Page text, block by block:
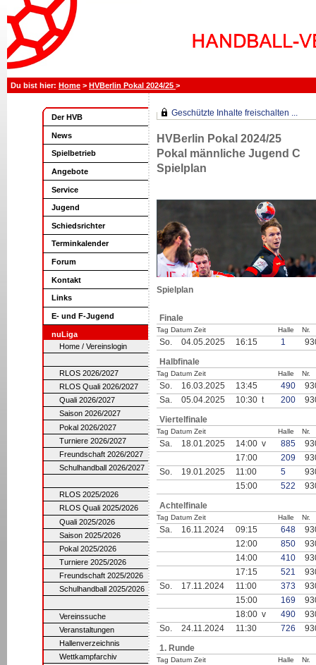
Home > HVBerlin Pokal 2024/25 >
Der HVB
News
Spielbetrieb
Angebote
Service
Jugend
Schiedsrichter
Terminkalender
Forum
Kontakt
Links
E- und F-Jugend
nuLiga
Home / Vereinslogin
RLOS 2026/2027
RLOS Quali 2026/2027
Quali 2026/2027
Saison 2026/2027
Pokal 2026/2027
Turniere 2026/2027
Freundschaft 2026/2027
Schulhandball 2026/2027
RLOS 2025/2026
RLOS Quali 2025/2026
Quali 2025/2026
Saison 2025/2026
Pokal 2025/2026
Turniere 2025/2026
Freundschaft 2025/2026
Schulhandball 2025/2026
Vereinssuche
Veranstaltungen
Hallenverzeichnis
Wettkampfarchiv
Geschützte Inhalte freischalten ...
HVBerlin Pokal 2024/25
Pokal männliche Jugend C
Spielplan
Spielplan
Finale
Tag Datum Zeit Halle Nr.
So. 04.05.2025 16:15 1
Halbfinale
Tag Datum Zeit Halle Nr.
So. 16.03.2025 13:45 490
Sa.
05.04.2025 10:30 t 200
Viertelfinale
Tag Datum Zeit Halle Nr.
Sa. 18.01.2025 14:00 v 885
17:00
209
So.
19.01.2025 11:00 5
15:00
522
Achtelfinale
Tag Datum Zeit Halle Nr.
Sa. 16.11.2024 09:15 648
12:00
850
14:00
410
17:15
521
So.
17.11.2024 11:00 373
15:00
169
18:00 v
490
So.
24.11.2024 11:30 726
1. Runde
Tag Datum Zeit Halle Nr.